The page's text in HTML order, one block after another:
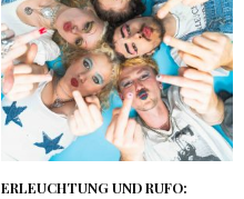
ERLEUCHTUNG UND RUFO: